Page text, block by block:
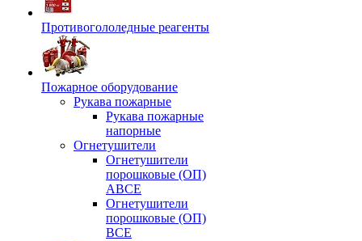
Противогололедные реагенты
Пожарное оборудование
Рукава пожарные
Рукава пожарные
напорные
Огнетушители
Огнетушители
порошковые (ОП)
АВСЕ
Огнетушители
порошковые (ОП)
ВСЕ